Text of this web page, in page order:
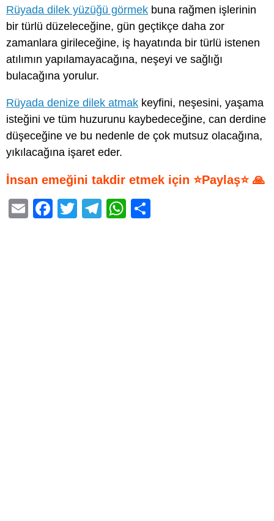
Rüyada dilek yüzüğü görmek buna rağmen işlerinin
bir türlü düzeleceğine, gün geçtikçe daha zor
zamanlara girileceğine, iş hayatında bir türlü istenen
atılımın yapılamayacağına, neşeyi ve sağlığı
bulacağına yorulur.
Rüyada denize dilek atmak keyfini, neşesini, yaşama
isteğini ve tüm huzurunu kaybedeceğine, can derdine
düşeceğine ve bu nedenle de çok mutsuz olacağına,
yıkılacağına işaret eder.
İnsan emeğini takdir etmek için ⭐Paylaş⭐ 🙏
E
F
T
T
W